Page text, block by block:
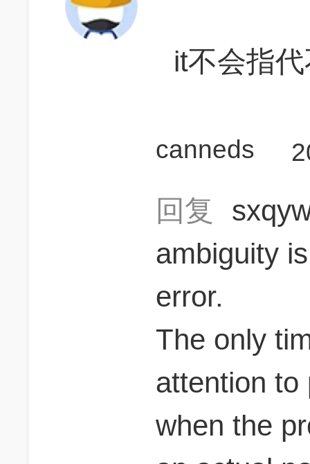
it不会指
canneds
回复
ambiguity
error.
The only
attention to
when the